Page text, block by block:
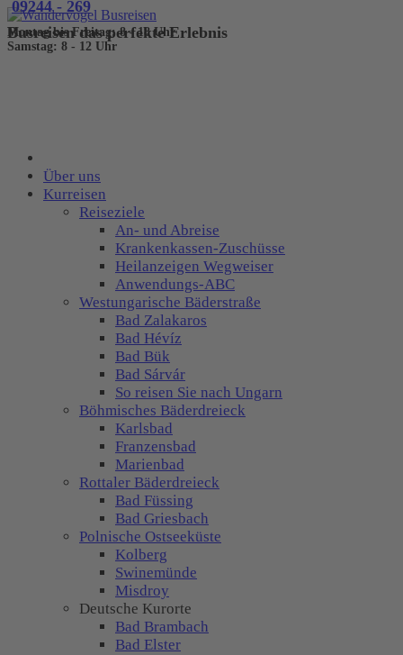
Busreisen das perfekt​e Erlebnis
09244 - 269
Montag bis Freitag: 8 - 18 Uhr
Samstag: 8 - 12 Uhr
Über uns
Kurreisen
Reiseziele
An- und Abreise
Krankenkassen-Zuschüsse
Heilanzeigen Wegweiser
Anwendungs-ABC
Westungarische Bäderstraße
Bad Zalakaros
Bad Hévíz
Bad Bük
Bad Sárvár
So reisen Sie nach Ungarn
Böhmisches Bäderdreieck
Karlsbad
Franzensbad
Marienbad
Rottaler Bäderdreieck
Bad Füssing
Bad Griesbach
Polnische Ostseeküste
Kolberg
Swinemünde
Misdroy
Deutsche Kurorte
Bad Brambach
Bad Elster